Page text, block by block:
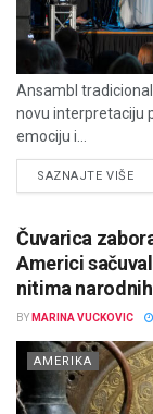
Ansambl
novu interpretaciju
emociju i...
SAZNAJTE VIŠE
Čuvarica
Americi
nitima
BY MARINA VUCKOVIC
AMERIKA